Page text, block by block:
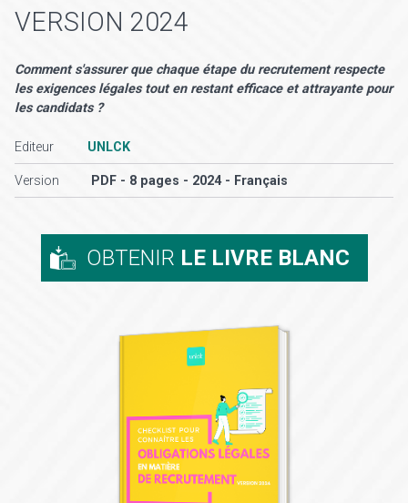
VERSION 2024
Comment s'assurer que chaque étape du recrutement respecte
les exigences légales tout en restant efficace et attrayante pour
les candidats ?
Editeur UNLCK
Version PDF - 8 pages - 2024 - Français
OBTENIR LE LIVRE BLANC